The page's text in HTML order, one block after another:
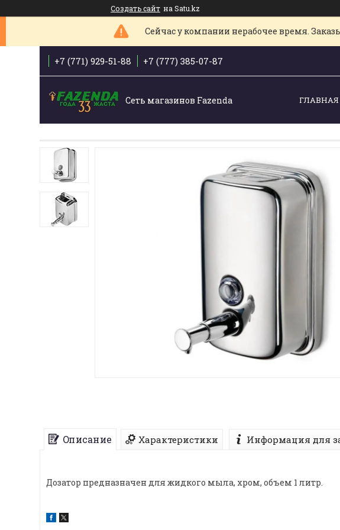
Создать сайт на Satu.kz
Сейчас у компании нерабочее время.
+7 (771) 929-51-88 +7 (777) 385-07-87
Сеть магазинов Fazenda ГЛАВНАЯ
Описание Характеристики Информация для
Дозатор предназначен для жидкого мыла, хром, объем 1 литр.